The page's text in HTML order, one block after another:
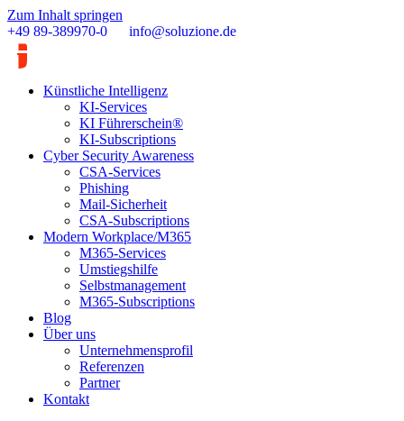
Zum Inhalt springen
+49 89-389970-0
info@soluzione.de
Künstliche Intelligenz
KI-Services
KI Führerschein®
KI-Subscriptions
Cyber Security Awareness
CSA-Services
Phishing
Mail-Sicherheit
CSA-Subscriptions
Modern Workplace/M365
M365-Services
Umstiegshilfe
Selbstmanagement
M365-Subscriptions
Blog
Über uns
Unternehmensprofil
Referenzen
Partner
Kontakt